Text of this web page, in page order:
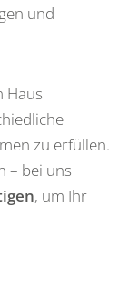
und
Haus
zu erfüllen.
– bei uns
, um Ihr